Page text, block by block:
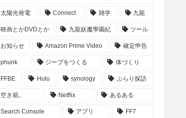
太陽光発電 Connect 雑学 九龍
映画とかDVDとか 九龍妖魔學園紀 ツール
お知らせ Amazon Prime Video 確定申告
phunk ジープをつくる 体づくり
FFBE Hulu synology ぶらり探訪
空き箱。 Netflix あるある
Search Console アプリ FF7